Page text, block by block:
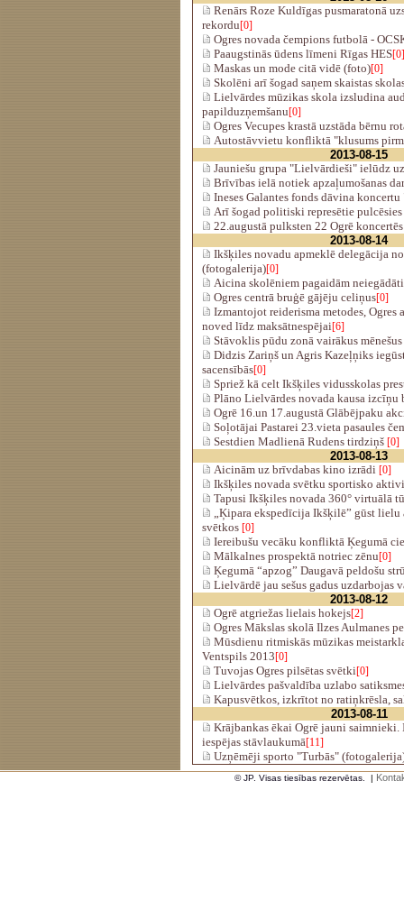
Renārs Roze Kuldīgas pusmaratonā
rekordu[0]
Ogres novada čempions futbolā -
Paaugstinās ūdens līmeni Rīgas HES[0]
Maskas un mode citā vidē (foto)[0]
Skolēni arī šogad saņem skaistas
Lielvārdes mūzikas skola izsludina
papilduzņemšanu[0]
Ogres Vecupes krastā uzstāda bērnu
Autostāvvietu konfliktā "klusums
2013-08-15
Jauniešu grupa "Lielvārdieši" ielūdz
Brīvības ielā notiek apzaļumošanas
Ineses Galantes fonds dāvina koncertu
Arī šogad politiski represētie
22.augustā pulksten 22 Ogrē
2013-08-14
Ikšķiles novadu apmeklē delegācija
(fotogalerija)[0]
Aicina skolēniem pagaidām
Ogres centrā bruģē gājēju celiņus[0]
Izmantojot reiderisma metodes, Ogres
noved līdz maksātnespējai[6]
Stāvoklis pūdu zonā vairākus
Didzis Zariņš un Agris Kazeļņiks
sacensībās[0]
Spriež kā celt Ikšķiles vidusskolas
Plāno Lielvārdes novada kausa izcīņu
Ogrē 16.un 17.augustā Glābējpaku
Soļotājai Pastarei 23.vieta pasaules
Sestdien Madlienā Rudens tirdziņš [0]
2013-08-13
Aicinām uz brīvdabas kino izrādi [0]
Ikšķiles novada svētku sportisko
Tapusi Ikšķiles novada 360° virtuālā
„Ķipara ekspedīcija Ikšķilē” gūst lielu
svētkos [0]
Iereibušu vecāku konfliktā Ķegumā
Mālkalnes prospektā notriec zēnu[0]
Ķegumā “apzog” Daugavā peldošu
Lielvārdē jau sešus gadus uzdarbojas
2013-08-12
Ogrē atgriežas lielais hokejs[2]
Ogres Mākslas skolā Ilzes Aulmanes
Mūsdienu ritmiskās mūzikas
Ventspils 2013[0]
Tuvojas Ogres pilsētas svētki[0]
Lielvārdes pašvaldība uzlabo
Kapusvētkos, izkrītot no ratiņkrēsla,
2013-08-11
Krājbankas ēkai Ogrē jauni saimnieki.
iespējas stāvlaukumā[11]
Uzņēmēji sporto "Turbās"
© JP. Visas tiesības rezervētas. |